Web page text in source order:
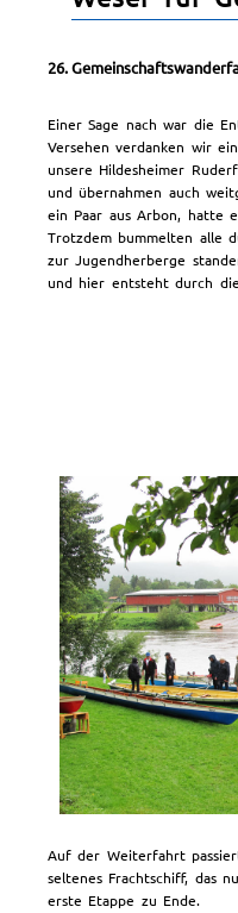
26.
Einer Sage nach war die
Versehen verdanken wir
unsere Hildesheimer
und übernahmen auch
ein Paar aus Arbon, hatte
Trotzdem bummelten alle
zur Jugendherberge
und hier entsteht durch
Auf der Weiterfahrt
seltenes Frachtschiff, das
erste Etappe zu Ende.